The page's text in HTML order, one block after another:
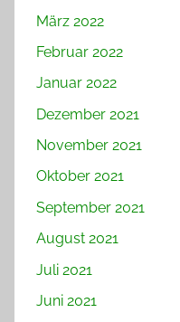
März 2022
Februar 2022
Januar 2022
Dezember 2021
November 2021
Oktober 2021
September 2021
August 2021
Juli 2021
Juni 2021